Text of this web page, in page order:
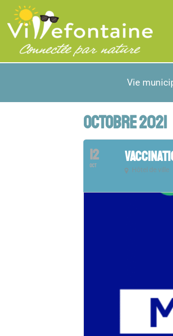
Vie
OCTOBRE 2021
12
OCT
Hôtel de ville